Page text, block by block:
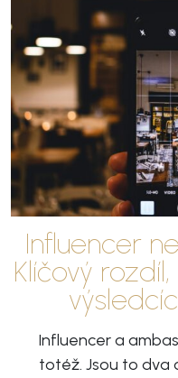
Influencer
Klíčový
Influencer a
totéž. Jsou to dva